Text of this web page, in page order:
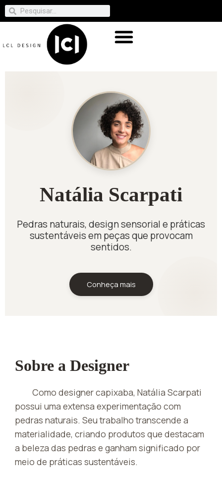
Natália Scarpati
Pedras naturais, design sensorial e práticas
sustentáveis em peças que provocam
sentidos.
Conheça mais
Sobre a Designer
Como designer capixaba, Natália Scarpati
possui uma extensa experimentação com
pedras naturais. Seu trabalho transcende a
materialidade, criando produtos que destacam
a beleza das pedras e ganham significado por
meio de práticas sustentáveis.